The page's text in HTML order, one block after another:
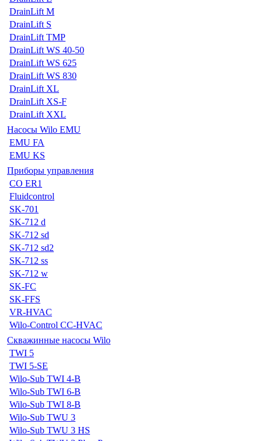
DrainLift M
DrainLift S
DrainLift TMP
DrainLift WS 40-50
DrainLift WS 625
DrainLift WS 830
DrainLift XL
DrainLift XS-F
DrainLift XXL
Насосы Wilo EMU
EMU FA
EMU KS
Приборы управления
CO ER1
Fluidcontrol
SK-701
SK-712 d
SK-712 sd
SK-712 sd2
SK-712 ss
SK-712 w
SK-FC
SK-FFS
VR-HVAC
Wilo-Control CC-HVAC
Скважинные насосы Wilo
TWI 5
TWI 5-SE
Wilo-Sub TWI 4-B
Wilo-Sub TWI 6-B
Wilo-Sub TWI 8-B
Wilo-Sub TWU 3
Wilo-Sub TWU 3 HS